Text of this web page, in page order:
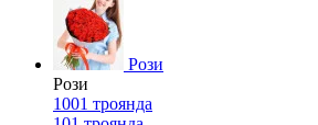
Рози
Рози
1001 троянда